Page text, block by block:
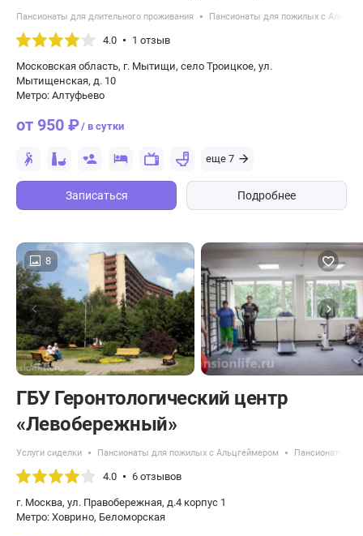
Пансионаты для длительного проживания Пансионаты для пожилых с
4.0 1 отзыв
Московская область, г. Мытищи, село Троицкое, ул.
Мытищенская, д. 10
Метро: Алтуфьево
от 950 ₽/ в сутки
еще 7
Записаться Подробнее
8
ГБУ Геронтологический центр
«Левобережный»
Услуги сиделки Пансионаты для пожилых с Альцгеймером Пансионаты
4.0 6 отзывов
г. Москва, ул. Правобережная, д.4 корпус 1
Метро: Ховрино, Беломорская